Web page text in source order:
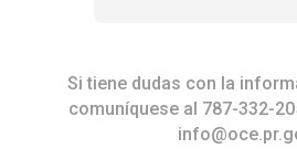
Si tiene dudas con la
comuníquese al 787-332-